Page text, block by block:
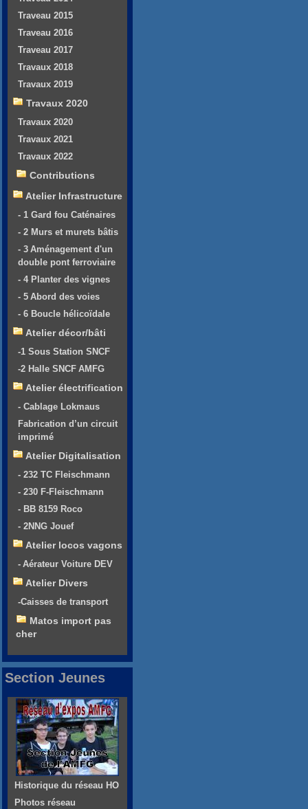
Traveau 2015
Traveau 2016
Traveau 2017
Travaux 2018
Travaux 2019
Travaux 2020
Travaux 2020
Travaux 2021
Travaux 2022
Contributions
Atelier Infrastructure
- 1 Gard fou Caténaires
- 2 Murs et murets bâtis
- 3 Aménagement d'un
double pont ferroviaire
- 4 Planter des vignes
- 5 Abord des voies
- 6 Boucle hélicoïdale
Atelier décor/bâti
-1 Sous Station SNCF
-2 Halle SNCF AMFG
Atelier électrification
- Cablage Lokmaus
Fabrication d’un circuit
imprimé
Atelier Digitalisation
- 232 TC Fleischmann
- 230 F-Fleischmann
- BB 8159 Roco
- 2NNG Jouef
Atelier locos vagons
- Aérateur Voiture DEV
Atelier Divers
-Caisses de transport
Matos import pas
cher
Section Jeunes
Historique du réseau HO
Photos réseau